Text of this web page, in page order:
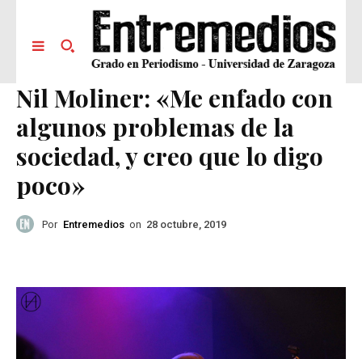
Nil Moliner: «Me enfado con
algunos problemas de la
sociedad, y creo que lo digo
poco»
Por Entremedios on 28 octubre, 2019